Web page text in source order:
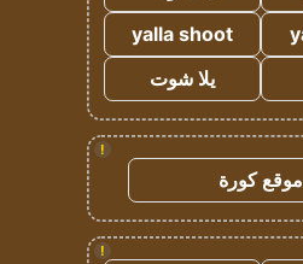
yalla shoot
يلا شوت
!
موقع كورة
!